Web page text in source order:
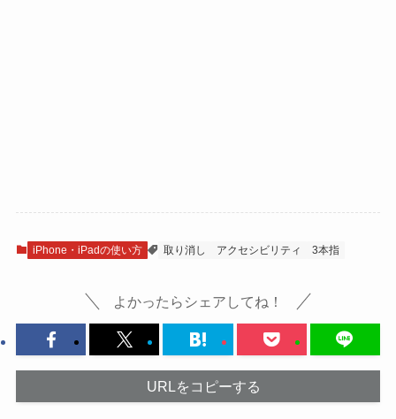
iPhone・iPadの使い方 取り消し アクセシビリティ 3本指
よかったらシェアしてね！
URLをコピーする